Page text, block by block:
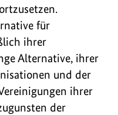
für
ihrer
Alternative, ihrer
und der
ihrer
der